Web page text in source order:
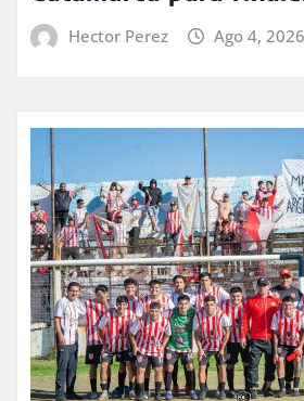
Hector Perez Ago 4, 2026